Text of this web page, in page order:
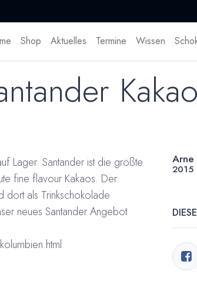
Shop Aktuelles Termine Wissen
Lager. Santander ist die größte
fine flavour Kakaos. Der
dort als Trinkschokolade
neues Santander Angebot
2015